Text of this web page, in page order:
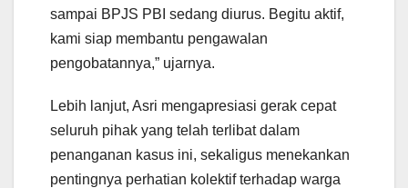
sampai BPJS PBI sedang diurus. Begitu aktif,
kami siap membantu pengawalan
pengobatannya,” ujarnya.
Lebih lanjut, Asri mengapresiasi gerak cepat
seluruh pihak yang telah terlibat dalam
penanganan kasus ini, sekaligus menekankan
pentingnya perhatian kolektif terhadap warga